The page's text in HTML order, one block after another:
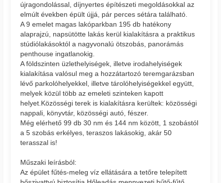
újragondolással, díjnyertes építészeti megoldásokkal az
elmúlt években épült újjá, pár perces sétára található.
A 9 emelet magas lakóparkban 195 db hatékony
alaprajzú, napsütötte lakás kerül kialakításra a praktikus
stúdiólakásoktól a nagyvonalú ötszobás, panorámás
penthouse ingatlanokig.
A földszinten üzlethelyiségek, illetve irodahelyiségek
kialakítása valósul meg a hozzátartozó teremgarázsban
lévő parkolóhelyekkel, illetve tárolóhelyiségekkel együtt,
melyek közül több az emeleti szinteken kapott
helyet.Közösségi terek is kialakításra kerültek: közösségi
nappali, könyvtár, közösségi autó, fészer.
Még elérhető 99 db 30 nm és 144 nm között, 1 szobástól
a 5 szobás erkélyes, teraszos lakásokig, akár 50
terasszal is!
Műszaki leírásból:
Az épület fűtés-meleg víz ellátására a tetőre telepített